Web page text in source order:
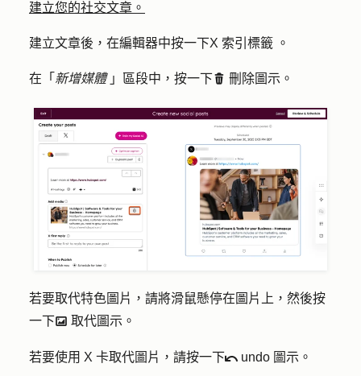
建立您的社交文章。
建立文章後，在編輯器中按一下X 索引標籤 。
在「 新增媒體 」區段中，按一下delete 刪除圖示 。
若要取代特色圖片，請將滑鼠懸停在圖片上，然後按
一下insertImage 取代圖示。
若要使用 X 卡取代圖片，請按一下undo undo 圖示 。